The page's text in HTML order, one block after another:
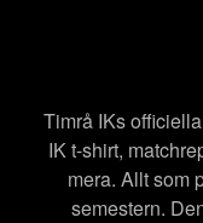
Timrå IKs
IK t-shirt,
mera. Allt som
semestern.